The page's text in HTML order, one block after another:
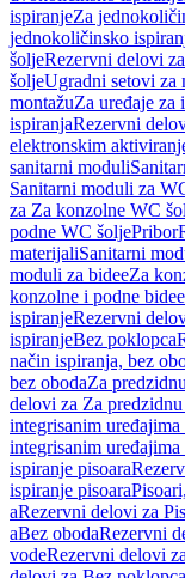
ispiranjeZa
jednokoličinsko
šoljeRezervni delovi
šoljeUgradni setovi za
montažuZa uređaje za
ispiranjaRezervni
elektronskim
sanitarni moduli
Sanitarni moduli za
za Za konzolne WC
podne WC šoljePribor
materijaliSanitarni
moduli za bideeZa
konzolne i podne bidee
ispiranjeRezervni
ispiranjeBez poklopca
način ispiranja, bez
bez obodaZa
delovi za Za
integrisanim uređajima
integrisanim uređajima
ispiranje pisoara
ispiranje pisoara
aRezervni delovi za
aBez obodaRezervni
vodeRezervni delovi